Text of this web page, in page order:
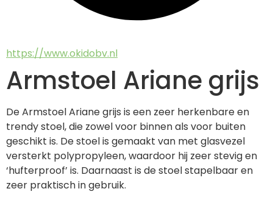
https://www.okidobv.nl
Armstoel Ariane grijs
De Armstoel Ariane grijs is een zeer herkenbare en
trendy stoel, die zowel voor binnen als voor buiten
geschikt is. De stoel is gemaakt van met glasvezel
versterkt polypropyleen, waardoor hij zeer stevig en
‘hufterproof’ is. Daarnaast is de stoel stapelbaar en
zeer praktisch in gebruik.